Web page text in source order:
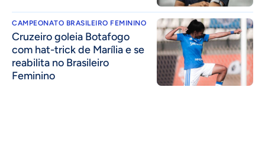
CAMPEONATO BRASILEIRO FEMININO
Cruzeiro goleia Botafogo
com hat-trick de Marília e se
reabilita no Brasileiro
Feminino